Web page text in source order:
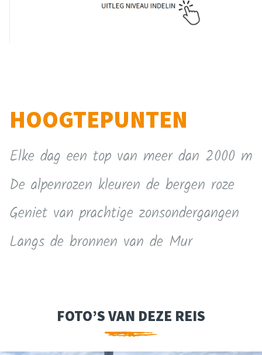
HOOGTEPUNTEN
Elke dag een top van meer dan 2000 m
De alpenrozen kleuren de bergen roze
Geniet van prachtige zonsondergangen
Langs de bronnen van de Mur
FOTO’S VAN DEZE REIS